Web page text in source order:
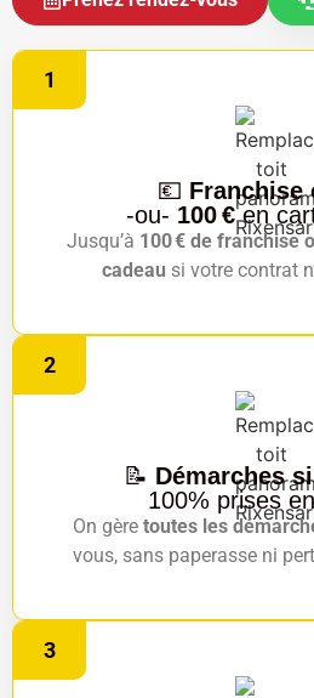
1
💶 Franchise
-ou- 100 €en
Jusqu’à 100 € de franchise
cadeau si votre contrat
2
📝 Démarches
100% prises
On gère toutes les
vous, sans paperasse ni
3